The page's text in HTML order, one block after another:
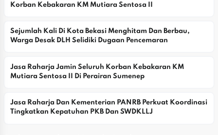
Korban Kebakaran KM Mutiara Sentosa II
Sejumlah Kali Di Kota Bekasi Menghitam Dan Berbau,
Warga Desak DLH Selidiki Dugaan Pencemaran
Jasa Raharja Jamin Seluruh Korban Kebakaran KM
Mutiara Sentosa II Di Perairan Sumenep
Jasa Raharja Dan Kementerian PANRB Perkuat Koordinasi
Tingkatkan Kepatuhan PKB Dan SWDKLLJ